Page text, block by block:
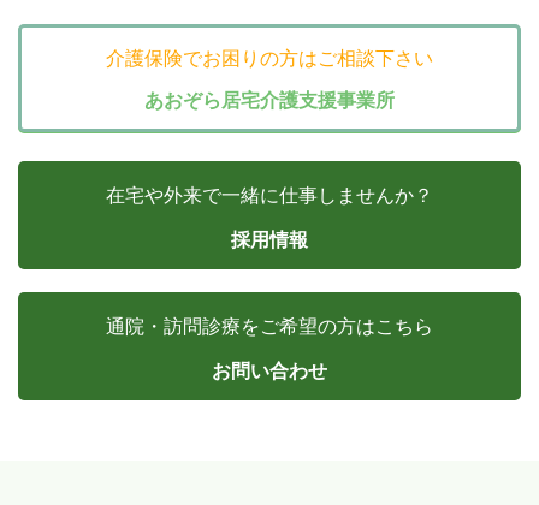
介護保険でお困りの方はご相談下さい
あおぞら居宅介護支援事業所
在宅や外来で一緒に仕事しませんか？
採用情報
通院・訪問診療をご希望の方はこちら
お問い合わせ